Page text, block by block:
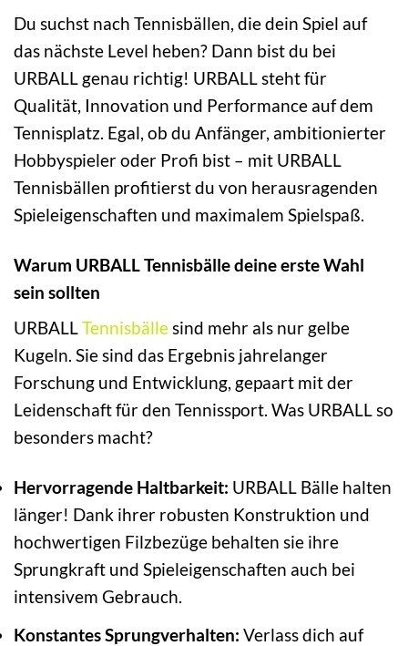
Du suchst nach Tennisbällen, die dein Spiel auf
das nächste Level heben? Dann bist du bei
URBALL genau richtig! URBALL steht für
Qualität, Innovation und Performance auf dem
Tennisplatz. Egal, ob du Anfänger, ambitionierter
Hobbyspieler oder Profi bist – mit URBALL
Tennisbällen profitierst du von herausragenden
Spieleigenschaften und maximalem Spielspaß.
Warum URBALL Tennisbälle deine erste Wahl
sein sollten
URBALLTennisbällesind mehr als nur gelbe
Kugeln. Sie sind das Ergebnis jahrelanger
Forschung und Entwicklung, gepaart mit der
Leidenschaft für den Tennissport. Was URBALL so
besonders macht?
Hervorragende Haltbarkeit: URBALL Bälle halten
länger! Dank ihrer robusten Konstruktion und
hochwertigen Filzbezüge behalten sie ihre
Sprungkraft und Spieleigenschaften auch bei
intensivem Gebrauch.
Konstantes Sprungverhalten: Verlass dich auf